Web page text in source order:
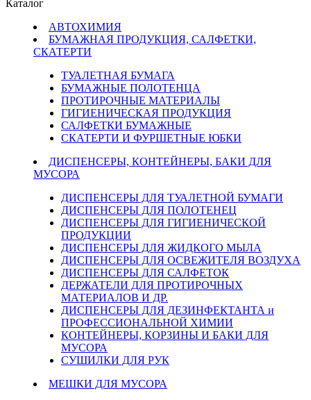
Каталог
АВТОХИМИЯ
БУМАЖНАЯ ПРОДУКЦИЯ, САЛФЕТКИ,
СКАТЕРТИ
ТУАЛЕТНАЯ БУМАГА
БУМАЖНЫЕ ПОЛОТЕНЦА
ПРОТИРОЧНЫЕ МАТЕРИАЛЫ
ГИГИЕНИЧЕСКАЯ ПРОДУКЦИЯ
САЛФЕТКИ БУМАЖНЫЕ
СКАТЕРТИ И ФУРШЕТНЫЕ ЮБКИ
ДИСПЕНСЕРЫ, КОНТЕЙНЕРЫ, БАКИ ДЛЯ
МУСОРА
ДИСПЕНСЕРЫ ДЛЯ ТУАЛЕТНОЙ БУМАГИ
ДИСПЕНСЕРЫ ДЛЯ ПОЛОТЕНЕЦ
ДИСПЕНСЕРЫ ДЛЯ ГИГИЕНИЧЕСКОЙ
ПРОДУКЦИИ
ДИСПЕНСЕРЫ ДЛЯ ЖИДКОГО МЫЛА
ДИСПЕНСЕРЫ ДЛЯ ОСВЕЖИТЕЛЯ ВОЗДУХА
ДИСПЕНСЕРЫ ДЛЯ САЛФЕТОК
ДЕРЖАТЕЛИ ДЛЯ ПРОТИРОЧНЫХ
МАТЕРИАЛОВ И ДР.
ДИСПЕНСЕРЫ ДЛЯ ДЕЗИНФЕКТАНТА и
ПРОФЕССИОНАЛЬНОЙ ХИМИИ
КОНТЕЙНЕРЫ, КОРЗИНЫ И БАКИ ДЛЯ
МУСОРА
СУШИЛКИ ДЛЯ РУК
МЕШКИ ДЛЯ МУСОРА